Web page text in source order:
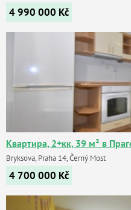
4 990 000 Kč
Квартира, 2+кк, 39 м² в
Bryksova, Praha 14, Černý Most
4 700 000 Kč